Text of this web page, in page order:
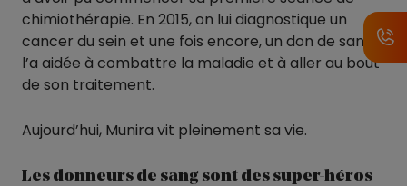
chimiothérapie. En 2015, on lui diagnostique un
cancer du sein et une fois encore, un don de sang
l’a aidée à combattre la maladie et à aller au bout
de son traitement.
Aujourd’hui, Munira vit pleinement sa vie.
Les donneurs de sang sont des super-héros